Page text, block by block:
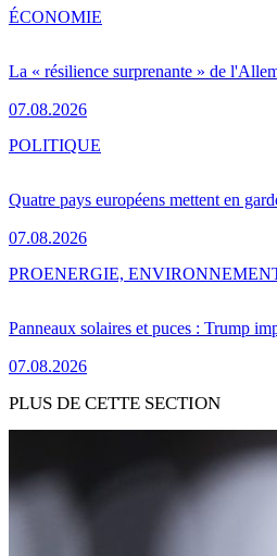
La « résilience surprenante » de
07.08.2026
ÉCONOMIE
Quatre pays européens mettent en
07.08.2026
POLITIQUE
Panneaux solaires et puces : Trump
07.08.2026
PROENERGIE,
PLUS DE CETTE SECTION